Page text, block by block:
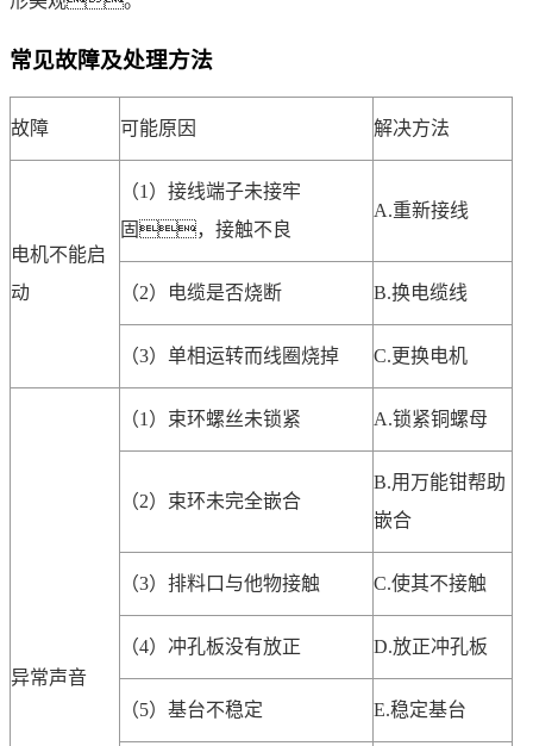
常见故障及处理方法
故障 可能原因 解决方法
电机不能启
动
（1）接线端子未接牢
固，接触不良
A.重新接线
（2）电缆是否烧断 B.换电缆线
（3）单相运转而线圈烧掉 C.更换电机
异常声音
（1）束环螺丝未锁紧 A.锁紧铜螺母
（2）束环未完全嵌合
B.用万能钳帮助
嵌合
（3）排料口与他物接触 C.使其不接触
（4）冲孔板没有放正 D.放正冲孔板
（5）基台不稳定 E.稳定基台